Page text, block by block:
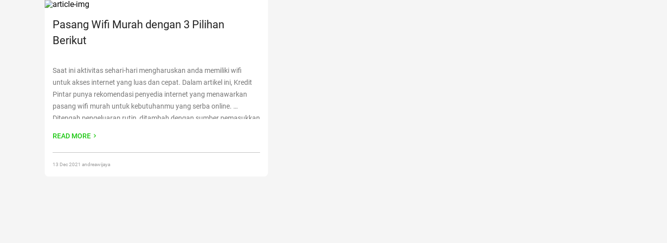
Pasang Wifi Murah dengan 3 Pilihan
Berikut
Saat ini aktivitas sehari-hari mengharuskan anda memiliki wifi
untuk akses internet yang luas dan cepat. Dalam artikel ini, Kredit
Pintar punya rekomendasi penyedia internet yang menawarkan
pasang wifi murah untuk kebutuhanmu yang serba online.
Ditengah pengeluaran rutin, ditambah dengan sumber pemasukkan
dengan 3 Pilihan Berikut”
READ MORE
13 Dec 2021 andreawijaya